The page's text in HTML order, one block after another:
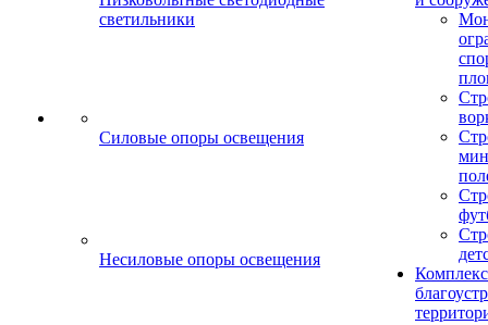
светильники
Силовые опоры освещения
Несиловые опоры освещения